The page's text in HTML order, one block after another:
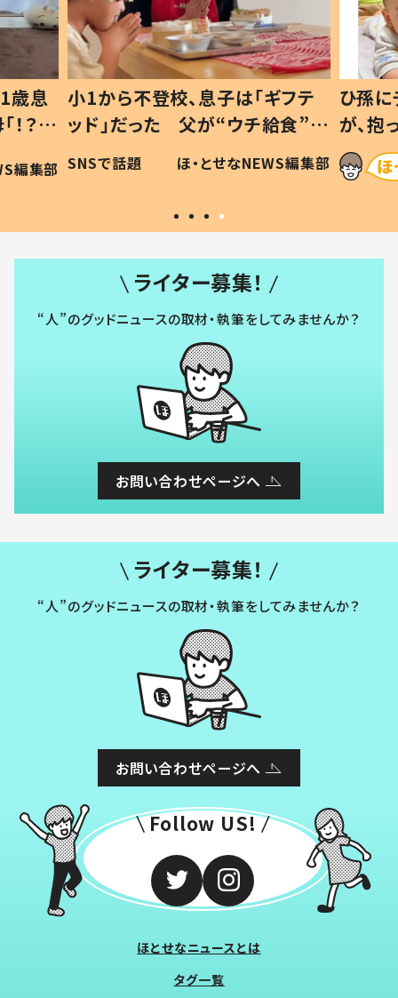
歳息
？」
編集部
小1から不登校、息子は「ギフテ
ッド」だった 父が“ウチ給食”を
作り続ける理由とは #令和の親
#令和の子
SNSで話題 ほ・とせなNEWS編集部
ひ孫
が、
「涙が
い」
ライター募集！
“人”のグッドニュースの取材・執筆をしてみませんか？
お問い合わせページへ
ライター募集！
“人”のグッドニュースの取材・執筆をしてみませんか？
お問い合わせページへ
Follow US!
ほとせなニュースとは
タグ一覧